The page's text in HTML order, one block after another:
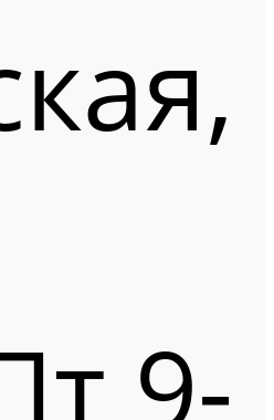
9-